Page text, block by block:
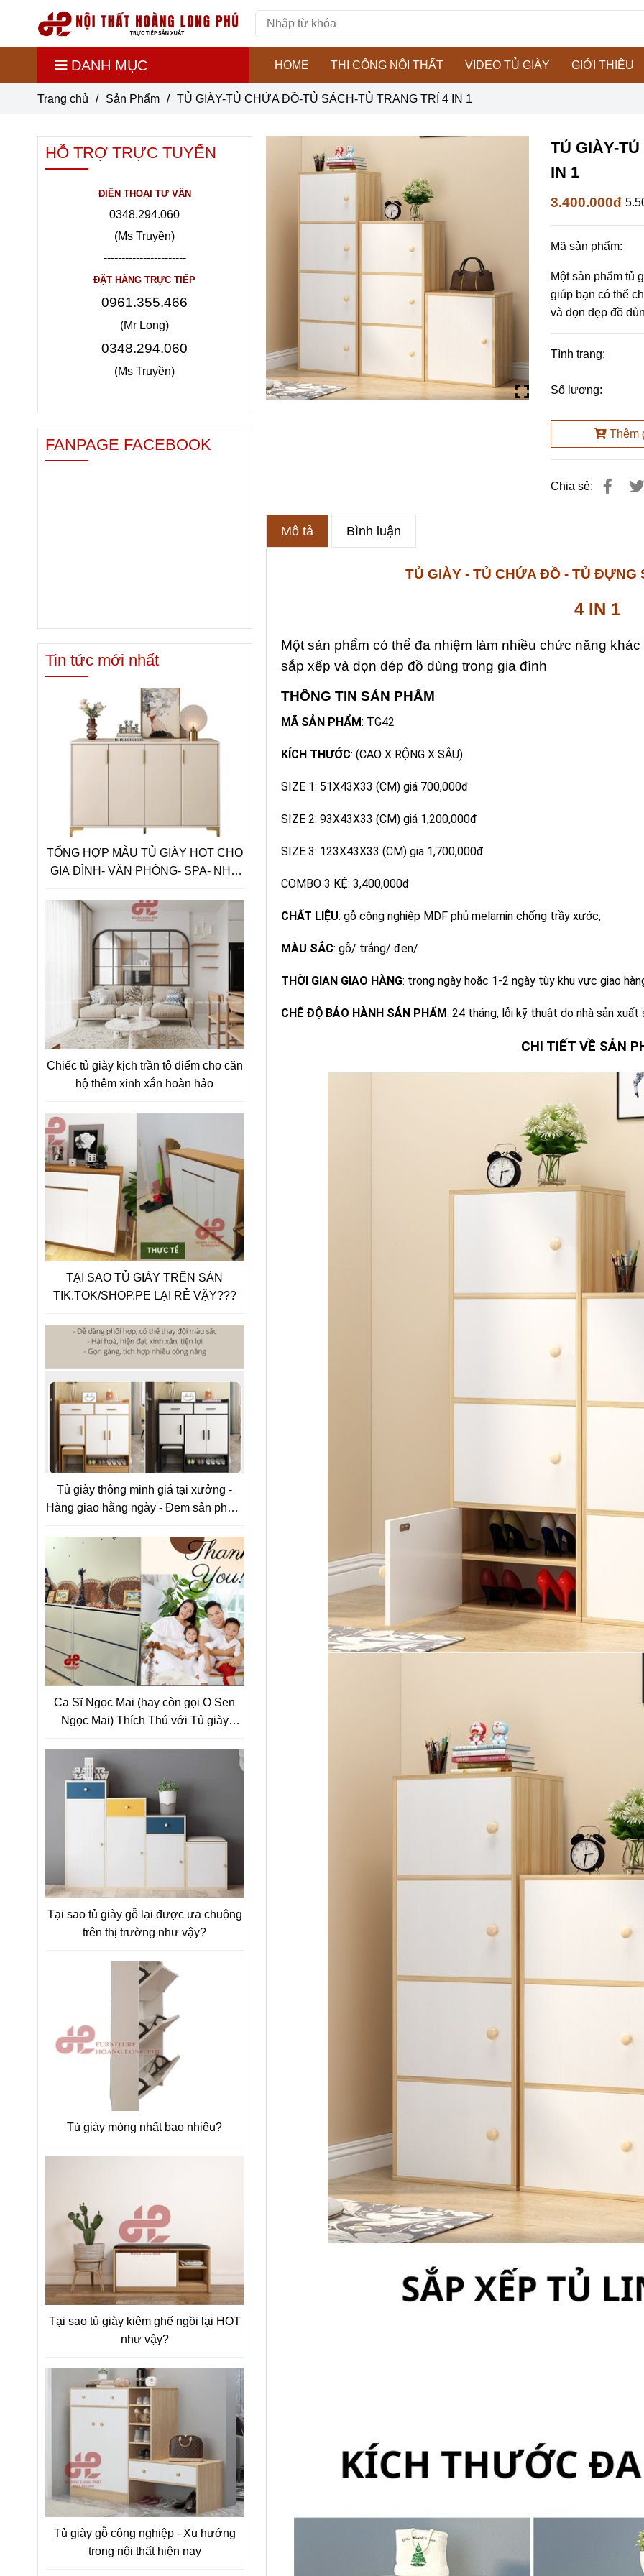
DANH MỤC HOME THI CÔNG NỘI THẤT VIDEO TỦ GIÀY GIỚI THIỆU
Trang chủ / Sản Phẩm / TỦ GIÀY-TỦ CHỨA ĐỒ-TỦ SÁCH-TỦ TRANG TRÍ 4 IN 1
TỦ GIÀY-
IN 1
3.400.000đ
Mã sản phẩm:
Một sản phẩm tủ
giúp bạn có thể
và dọn dẹp đồ
Tình trạng:
Số lượng:
Thêm
Chia sẻ:
Mô tả Bình luận
TỦ GIÀY - TỦ CHỨA ĐỒ - TỦ ĐỰNG
4 IN 1
Một sản phẩm có thể đa nhiệm làm nhiều chức năng
sắp xếp và dọn dép đồ dùng trong gia đình
THÔNG TIN SẢN PHẨM
MÃ SẢN PHẨM: TG42
KÍCH THƯỚC: (CAO X RỘNG X SÂU)
SIZE 1: 51X43X33 (CM) giá 700,000đ
SIZE 2: 93X43X33 (CM) giá 1,200,000đ
SIZE 3: 123X43X33 (CM) gia 1,700,000đ
COMBO 3 KỆ: 3,400,000đ
CHẤT LIỆU: gỗ công nghiệp MDF phủ melamin chống trầy xước,
MÀU SẮC: gỗ/ trắng/ đen/
THỜI GIAN GIAO HÀNG: trong ngày hoặc 1-2 ngày tùy khu vực giao
CHẾ ĐỘ BẢO HÀNH SẢN PHẨM: 24 tháng, lỗi kỹ thuật do nhà sản xuất
CHI TIẾT VỀ SẢN
HỖ TRỢ TRỰC TUYẾN
ĐIỆN THOẠI TƯ VẤN
0348.294.060
(Ms Truyền)
-----------------------
ĐẶT HÀNG TRỰC TIẾP
0961.355.466
(Mr Long)
0348.294.060
(Ms Truyền)
FANPAGE FACEBOOK
Tin tức mới nhất
TỔNG HỢP MẪU TỦ GIÀY HOT CHO
GIA ĐÌNH- VĂN PHÒNG- SPA- NHA
Chiếc tủ giày kịch trần tô điểm cho căn
hộ thêm xinh xắn hoàn hảo
TẠI SAO TỦ GIÀY TRÊN SÀN
TIK.TOK/SHOP.PE LẠI RẺ VẬY???
Tủ giày thông minh giá tại xưởng -
Hàng giao hằng ngày - Đem sản phẩm
Ca Sĩ Ngọc Mai (hay còn gọi O Sen
Ngọc Mai) Thích Thú với Tủ giày
Tại sao tủ giày gỗ lại được ưa chuộng
trên thị trường như vậy?
Tủ giày mỏng nhất bao nhiêu?
Tại sao tủ giày kiêm ghế ngồi lại HOT
như vậy?
Tủ giày gỗ công nghiệp - Xu hướng
trong nội thất hiện nay